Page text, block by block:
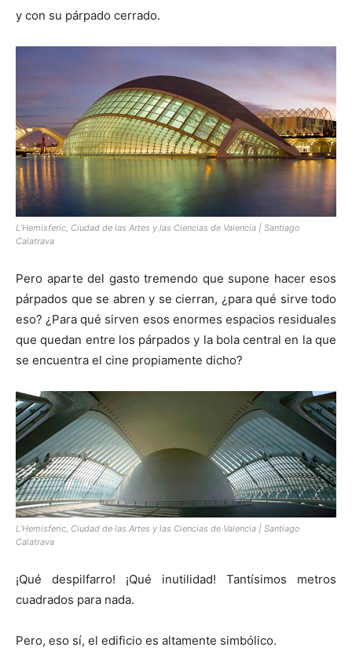
y con su párpado cerrado.
L’Hemisferic, Ciudad de las Artes y las Ciencias de Valencia | Santiago
Calatrava
Pero aparte del gasto tremendo que supone hacer esos
párpados que se abren y se cierran, ¿para qué sirve todo
eso? ¿Para qué sirven esos enormes espacios residuales
que quedan entre los párpados y la bola central en la que
se encuentra el cine propiamente dicho?
L’Hemisferic, Ciudad de las Artes y las Ciencias de Valencia | Santiago
Calatrava
¡Qué despilfarro! ¡Qué inutilidad! Tantísimos metros
cuadrados para nada.
Pero, eso sí, el edificio es altamente simbólico.